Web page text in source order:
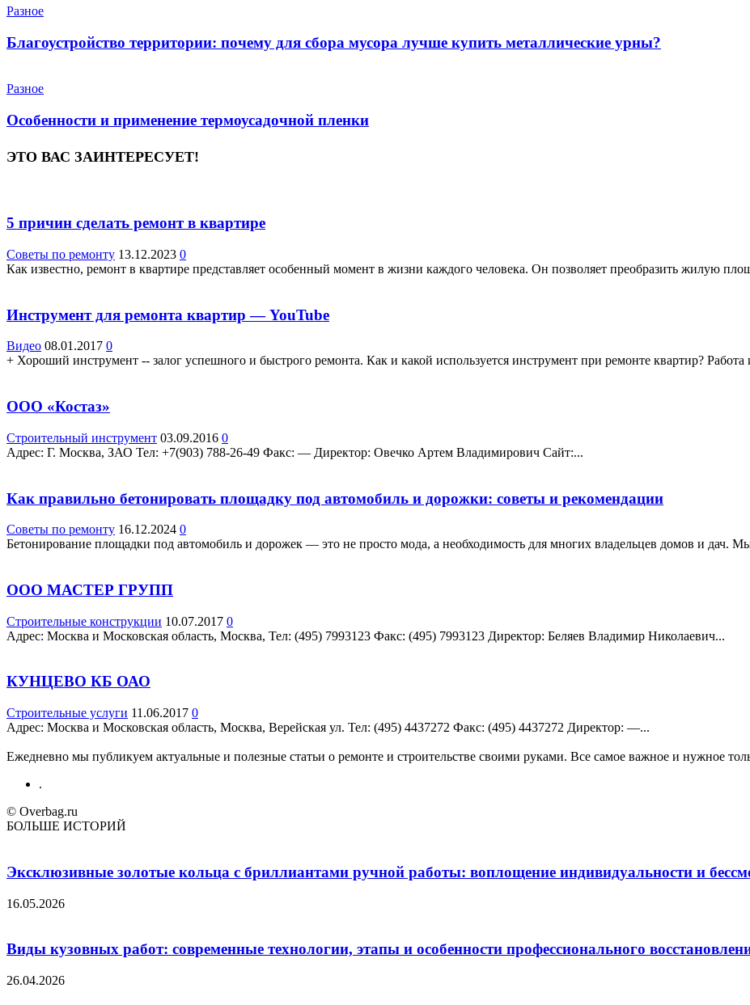
Разное
Благоустройство территории: почему для сбора мусора лучше купить металлические урны?
Разное
Особенности и применение термоусадочной пленки
ЭТО ВАС ЗАИНТЕРЕСУЕТ!
5 причин сделать ремонт в квартире
Советы по ремонту 13.12.2023 0
Как известно, ремонт в квартире представляет особенный момент в жизни каждого человека. Он позволяет преобразить жилую
Инструмент для ремонта квартир — YouTube
Видео 08.01.2017 0
+ Хороший инструмент -- залог успешного и быстрого ремонта. Как и какой используется инструмент при ремонте квартир?
ООО «Костаз»
Строительный инструмент 03.09.2016 0
Адрес: Г. Москва, ЗАО Teл: +7(903) 788-26-49 Факс: — Директор: Овечко Артем Владимирович Сайт:...
Как правильно бетонировать площадку под автомобиль и дорожки: советы и рекомендации
Советы по ремонту 16.12.2024 0
Бетонирование площадки под автомобиль и дорожек — это не просто мода, а необходимость для многих владельцев домов и дач.
ООО МАСТЕР ГРУПП
Строительные конструкции 10.07.2017 0
Адрес: Москва и Московская область, Москва, Teл: (495) 7993123 Факс: (495) 7993123 Директор: Беляев Владимир Николаевич...
КУНЦЕВО КБ ОАО
Строительные услуги 11.06.2017 0
Адрес: Москва и Московская область, Москва, Верейская ул. Teл: (495) 4437272 Факс: (495) 4437272 Директор: —...
Ежедневно мы публикуем актуальные и полезные статьи о ремонте и строительстве своими руками. Все самое важное и нужное
.
© Overbag.ru
БОЛЬШЕ ИСТОРИЙ
Эксклюзивные золотые кольца с бриллиантами ручной работы: воплощение индивидуальности и
16.05.2026
Виды кузовных работ: современные технологии, этапы и особенности профессионального
26.04.2026